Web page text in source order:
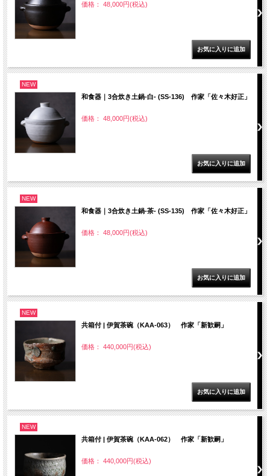
価格： 48,000円(税込)
NEW
和食器｜3合炊き土鍋‐白- (SS-136) 作家「佐々木好正」
価格： 48,000円(税込)
NEW
和食器｜3合炊き土鍋‐茶- (SS-135) 作家「佐々木好正」
価格： 48,000円(税込)
NEW
共箱付 | 伊賀茶碗（KAA-063） 作家「新歓嗣」
価格： 440,000円(税込)
NEW
共箱付 | 伊賀茶碗（KAA-062） 作家「新歓嗣」
価格： 440,000円(税込)